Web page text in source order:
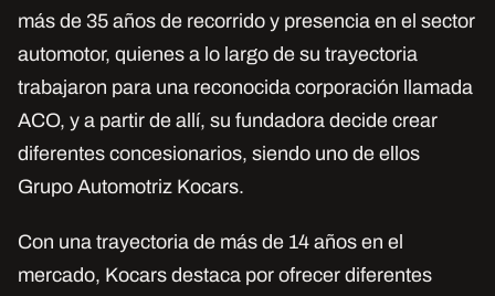
más de 35 años de recorrido y presencia en el sector
automotor, quienes a lo largo de su trayectoria
trabajaron para una reconocida corporación llamada
ACO, y a partir de allí, su fundadora decide crear
diferentes concesionarios, siendo uno de ellos
Grupo Automotriz Kocars.
Con una trayectoria de más de 14 años en el
mercado, Kocars destaca por ofrecer diferentes